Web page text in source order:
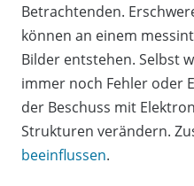
Betrachtenden.
können an einem
Bilder entstehen. Selbst
immer noch Fehler oder
der Beschuss mit
Strukturen verändern.
beeinflussen.